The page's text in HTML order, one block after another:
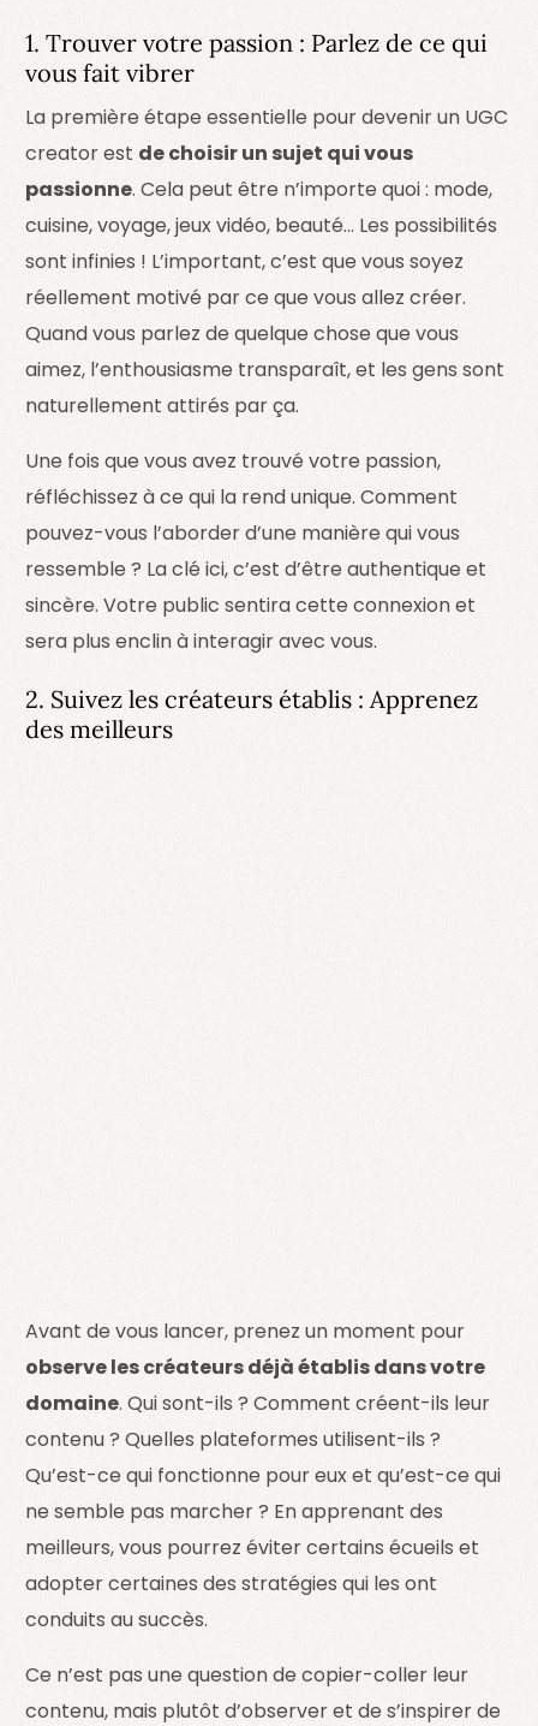
1. Trouver votre passion : Parlez de ce qui
vous fait vibrer
La première étape essentielle pour devenir un UGC
creator est de choisir un sujet qui vous
passionne. Cela peut être n’importe quoi : mode,
cuisine, voyage, jeux vidéo, beauté… Les possibilités
sont infinies ! L’important, c’est que vous soyez
réellement motivé par ce que vous allez créer.
Quand vous parlez de quelque chose que vous
aimez, l’enthousiasme transparaît, et les gens sont
naturellement attirés par ça.
Une fois que vous avez trouvé votre passion,
réfléchissez à ce qui la rend unique. Comment
pouvez-vous l’aborder d’une manière qui vous
ressemble ? La clé ici, c’est d’être authentique et
sincère. Votre public sentira cette connexion et
sera plus enclin à interagir avec vous.
2. Suivez les créateurs établis : Apprenez
des meilleurs
Avant de vous lancer, prenez un moment pour
observe les créateurs déjà établis dans votre
domaine. Qui sont-ils ? Comment créent-ils leur
contenu ? Quelles plateformes utilisent-ils ?
Qu’est-ce qui fonctionne pour eux et qu’est-ce qui
ne semble pas marcher ? En apprenant des
meilleurs, vous pourrez éviter certains écueils et
adopter certaines des stratégies qui les ont
conduits au succès.
Ce n’est pas une question de copier-coller leur
contenu, mais plutôt d’observer et de s’inspirer de